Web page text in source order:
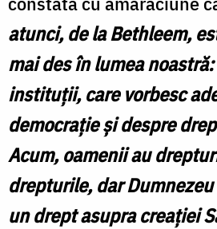
atunci, de la Bethleem,
mai des în lumea
instituții, care vorbesc
democrație și despre
Acum, oamenii au
drepturile, dar
un drept asupra creației